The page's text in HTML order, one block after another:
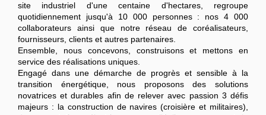
site industriel d'une centaine d'hectares, regroupe
quotidiennement jusqu'à 10 000 personnes : nos 4 000
collaborateurs ainsi que notre réseau de coréalisateurs,
fournisseurs, clients et autres partenaires.
Ensemble, nous concevons, construisons et mettons en
service des réalisations uniques.
Engagé dans une démarche de progrès et sensible à la
transition énergétique, nous proposons des solutions
novatrices et durables afin de relever avec passion 3 défis
majeurs : la construction de navires (croisière et militaires),